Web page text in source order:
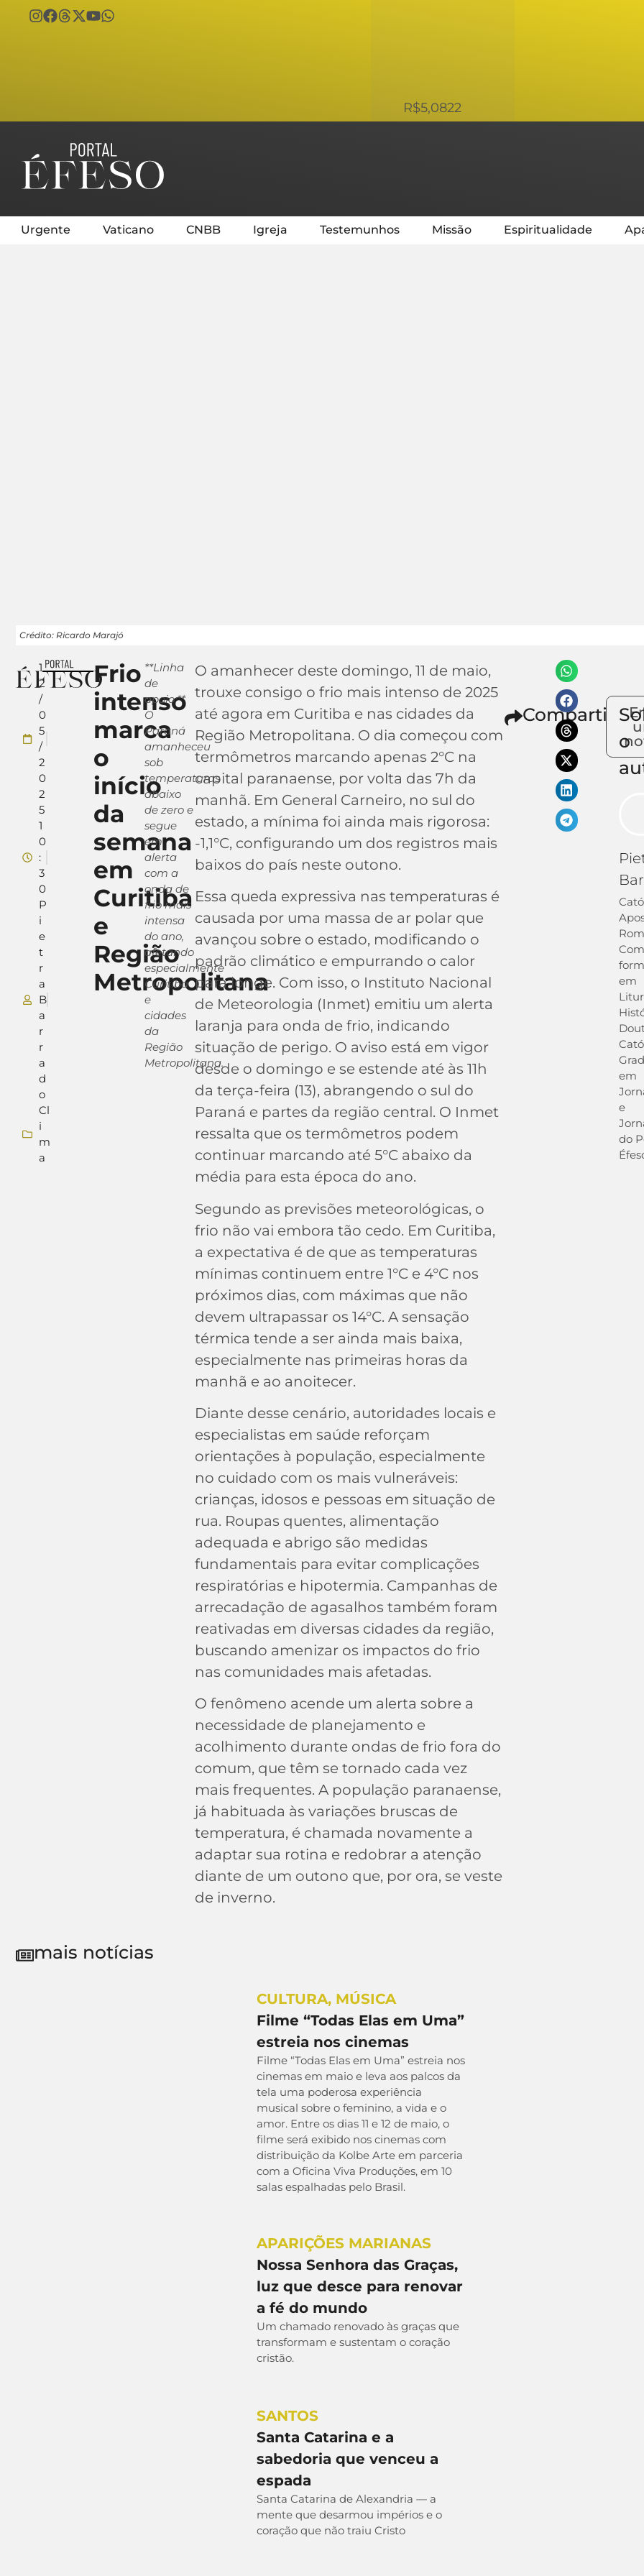
R$5,0822
Urgente Vaticano CNBB Igreja Testemunhos Missão Espiritualidade
Crédito: Ricardo Marajó
1
2
/
0
5
/
2
0
2
5
1
0
:
3
0
P
i
e
t
r
a
B
a
r
r
a
d
o
Cl
i
m
a
Frio
intenso
marca
o
início
da
semana
em
Curitiba
e
Região
Metropolitana
**Linha
de
apoio:**
O
Paraná
amanheceu
sob
temperaturas
abaixo
de zero e
segue
em
alerta
com a
onda de
frio mais
intensa
do ano,
afetando
especialmente
Curitiba
e
cidades
da
Região
Metropolitana.
O amanhecer deste domingo, 11 de maio,
trouxe consigo o frio mais intenso de 2025
até agora em Curitiba e nas cidades da
Região Metropolitana. O dia começou com
termômetros marcando apenas 2°C na
capital paranaense, por volta das 7h da
manhã. Em General Carneiro, no sul do
estado, a mínima foi ainda mais rigorosa:
-1,1°C, configurando um dos registros mais
baixos do país neste outono.
Essa queda expressiva nas temperaturas é
causada por uma massa de ar polar que
avançou sobre o estado, modificando o
padrão climático e empurrando o calor
para longe. Com isso, o Instituto Nacional
de Meteorologia (Inmet) emitiu um alerta
laranja para onda de frio, indicando
situação de perigo. O aviso está em vigor
desde o domingo e se estende até às 11h
da terça-feira (13), abrangendo o sul do
Paraná e partes da região central. O Inmet
ressalta que os termômetros podem
continuar marcando até 5°C abaixo da
média para esta época do ano.
Segundo as previsões meteorológicas, o
frio não vai embora tão cedo. Em Curitiba,
a expectativa é de que as temperaturas
mínimas continuem entre 1°C e 4°C nos
próximos dias, com máximas que não
devem ultrapassar os 14°C. A sensação
térmica tende a ser ainda mais baixa,
especialmente nas primeiras horas da
manhã e ao anoitecer.
Diante desse cenário, autoridades locais e
especialistas em saúde reforçam
orientações à população, especialmente
no cuidado com os mais vulneráveis:
crianças, idosos e pessoas em situação de
rua. Roupas quentes, alimentação
adequada e abrigo são medidas
fundamentais para evitar complicações
respiratórias e hipotermia. Campanhas de
arrecadação de agasalhos também foram
reativadas em diversas cidades da região,
buscando amenizar os impactos do frio
nas comunidades mais afetadas.
O fenômeno acende um alerta sobre a
necessidade de planejamento e
acolhimento durante ondas de frio fora do
comum, que têm se tornado cada vez
mais frequentes. A população paranaense,
já habituada às variações bruscas de
temperatura, é chamada novamente a
adaptar sua rotina e redobrar a atenção
diante de um outono que, por ora, se veste
de inverno.
Compartilhe
o
Com
em
em
e
do
mais notícias
CULTURA, MÚSICA
Filme “Todas Elas em Uma”
estreia nos cinemas
Filme “Todas Elas em Uma” estreia nos
cinemas em maio e leva aos palcos da
tela uma poderosa experiência
musical sobre o feminino, a vida e o
amor. Entre os dias 11 e 12 de maio, o
filme será exibido nos cinemas com
distribuição da Kolbe Arte em parceria
com a Oficina Viva Produções, em 10
salas espalhadas pelo Brasil.
APARIÇÕES MARIANAS
Nossa Senhora das Graças,
luz que desce para renovar
a fé do mundo
Um chamado renovado às graças que
transformam e sustentam o coração
cristão.
SANTOS
Santa Catarina e a
sabedoria que venceu a
espada
Santa Catarina de Alexandria — a
mente que desarmou impérios e o
coração que não traiu Cristo